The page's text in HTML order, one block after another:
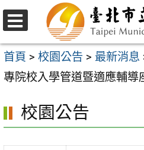
跳
至
主
要
容
區
選
單
首頁 > 校園公告 > 最新消息
專院校入學管道暨適應輔導
校園公告